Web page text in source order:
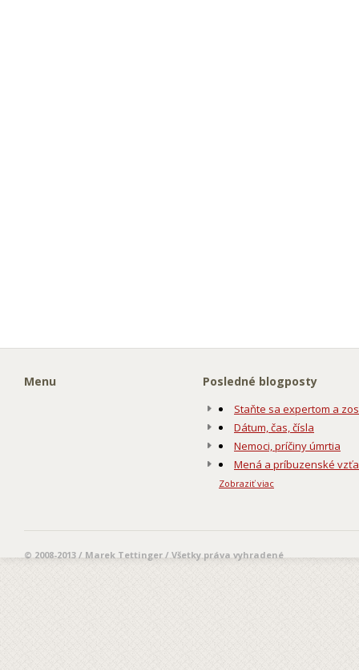
Menu Posledné blogposty
Staňte sa expertom a
Dátum, čas, čísla
Nemoci, príčiny úmrtia
Mená a príbuzenské
Zobraziť viac
© 2008-2013 / Marek Tettinger / Všetky práva vyhradené